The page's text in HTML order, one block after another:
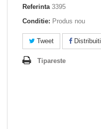
Referinta 3395
Conditie: Produs nou
Tweet Distribuiti
Tipareste